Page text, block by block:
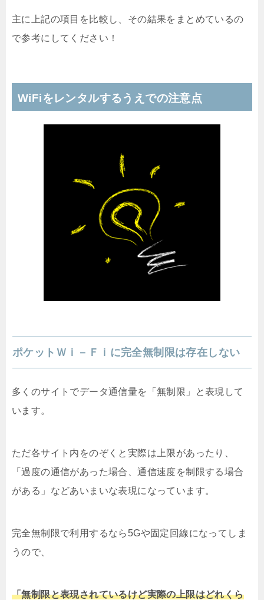
主に上記の項目を比較し、その結果をまとめているの
で参考にしてください！
WiFiをレンタルするうえでの注意点
ポケットＷｉ－Ｆｉに完全無制限は存在しない
多くのサイトでデータ通信量を「無制限」と表現して
います。
ただ各サイト内をのぞくと実際は上限があったり、
「過度の通信があった場合、通信速度を制限する場合
がある」などあいまいな表現になっています。
完全無制限で利用するなら5Gや固定回線になってしま
うので、
「無制限と表現されているけど実際の上限はどれくら